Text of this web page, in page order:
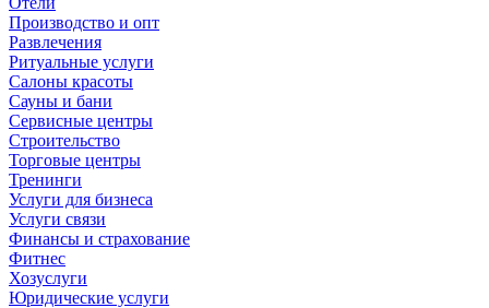
Производство и опт
Развлечения
Ритуальные услуги
Салоны красоты
Сауны и бани
Сервисные центры
Строительство
Торговые центры
Тренинги
Услуги для бизнеса
Услуги связи
Финансы и страхование
Фитнес
Хозуслуги
Юридические услуги